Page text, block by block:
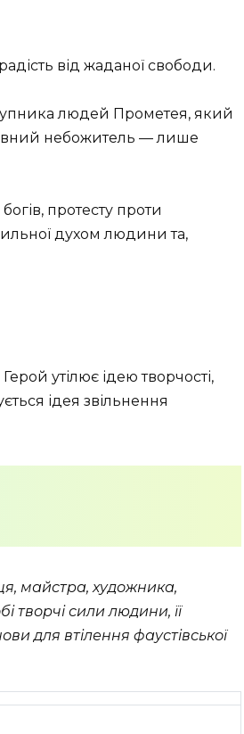
від жаданої свободи.
людей Прометея, який
небожитель — лише
протесту проти
духом людини та,
утілює ідею творчості,
ідея звільнення
майстра, художника,
творчі сили людини, її
для втілення фаустівської